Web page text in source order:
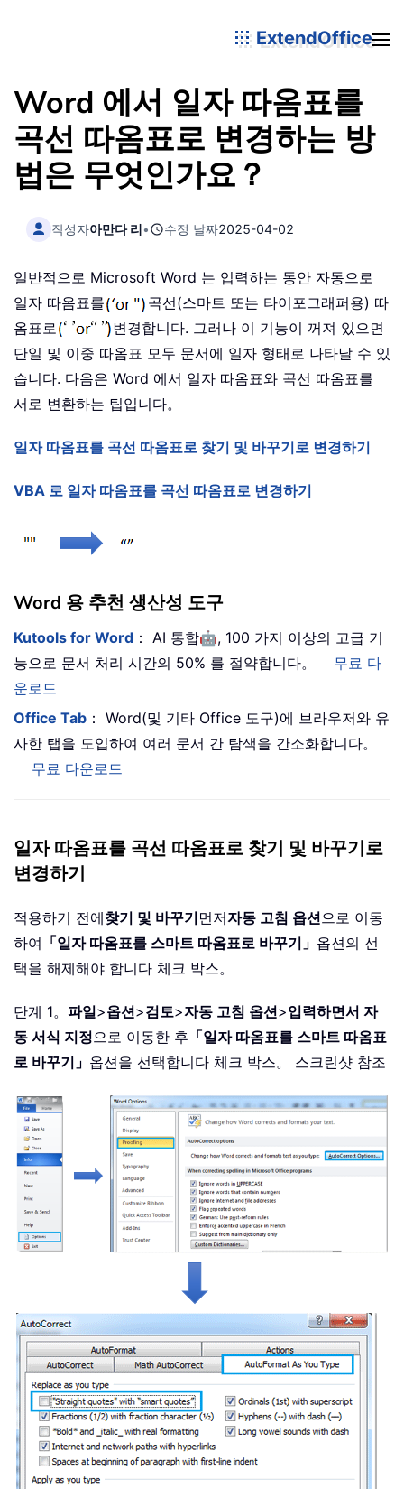
ExtendOffice
Word 에서 일자 따옴표를
곡선 따옴표로 변경하는 방
법은 무엇인가요？
작성자아만다 리• 수정 날짜2025-04-02
일반적으로 Microsoft Word 는 입력하는 동안 자동으로
일자 따옴표를
곡선(스마트 또는 타이포그래퍼용) 따
옴표로
변경합니다. 그러나 이 기능이 꺼져 있으면
단일 및 이중 따옴표 모두 문서에 일자 형태로 나타날 수 있
습니다. 다음은 Word 에서 일자 따옴표와 곡선 따옴표를
서로 변환하는 팁입니다。
일자 따옴표를 곡선 따옴표로 찾기 및 바꾸기로 변경하기
VBA 로 일자 따옴표를 곡선 따옴표로 변경하기
Word 용 추천 생산성 도구
Kutools for Word ： AI 통합🤖, 100 가지 이상의 고급 기
능으로 문서 처리 시간의 50% 를 절약합니다。
무료 다
운로드
Office Tab ： Word(및 기타 Office 도구)에 브라우저와 유
사한 탭을 도입하여 여러 문서 간 탐색을 간소화합니다。
무료 다운로드
일자 따옴표를 곡선 따옴표로 찾기 및 바꾸기로
변경하기
적용하기 전에찾기 및 바꾸기 먼저자동 고침 옵션으로 이동
하여 「일자 따옴표를 스마트 따옴표로 바꾸기」 옵션의 선
택을 해제해야 합니다 체크 박스。
단계 1。 파일>옵션>검토>자동 고침 옵션>입력하면서 자
동 서식 지정으로 이동한 후 「일자 따옴표를 스마트 따옴표
로 바꾸기」 옵션을 선택합니다 체크 박스。 스크린샷 참조